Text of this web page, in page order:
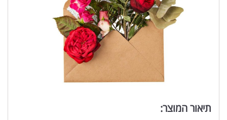
תיאור המוצר: